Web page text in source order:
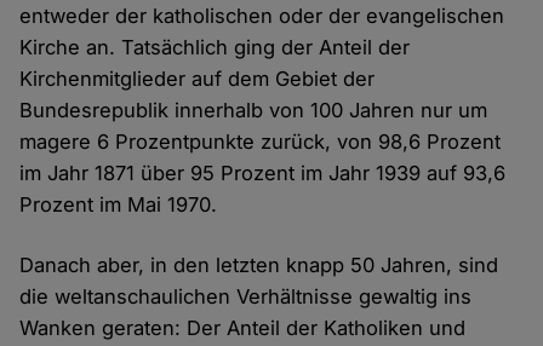
entweder der katholischen oder der evangelischen
Kirche an. Tatsächlich ging der Anteil der
Kirchenmitglieder auf dem Gebiet der
Bundesrepublik innerhalb von 100 Jahren nur um
magere 6 Prozentpunkte zurück, von 98,6 Prozent
im Jahr 1871 über 95 Prozent im Jahr 1939 auf 93,6
Prozent im Mai 1970.
Danach aber, in den letzten knapp 50 Jahren, sind
die weltanschaulichen Verhältnisse gewaltig ins
Wanken geraten: Der Anteil der Katholiken und